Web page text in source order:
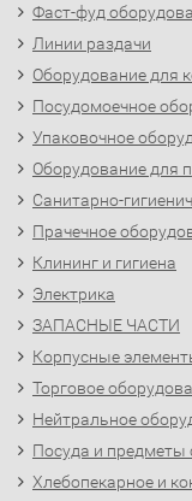
Фаст-фуд
Линии раздачи
Оборудование для
Посудомоечное
Упаковочное
Оборудование для
Санитарно-
Прачечное
Клининг и гигиена
Электрика
ЗАПАСНЫЕ ЧАСТИ
Корпусные
Торговое
Нейтральное
Посуда и предметы
Хлебопекарное и